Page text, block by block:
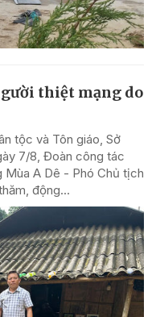
thiệt mạng do
tộc và Tôn giáo, Sở
7/8, Đoàn công tác
Mùa A Dê - Phó Chủ tịch
động...